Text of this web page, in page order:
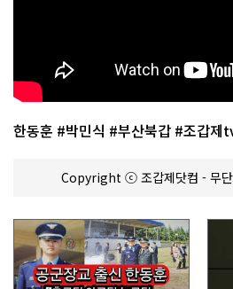
한동훈 #박민식 #부산북갑 #조갑제
Copyright ⓒ 조갑제닷컴 - 무단